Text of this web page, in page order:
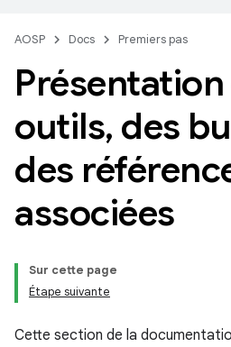
AOSP Docs Premiers pas
outils, des
des
associées
Sur cette page
Étape suivante
Cette section de la